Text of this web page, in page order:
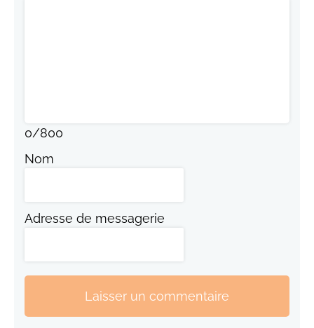
0/800
Nom
Adresse de messagerie
Laisser un commentaire